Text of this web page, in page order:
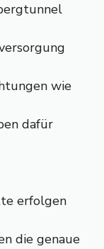
wie
dafür
erfolgen
die genaue